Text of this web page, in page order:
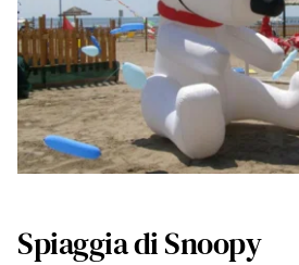
Spiaggia di Snoopy